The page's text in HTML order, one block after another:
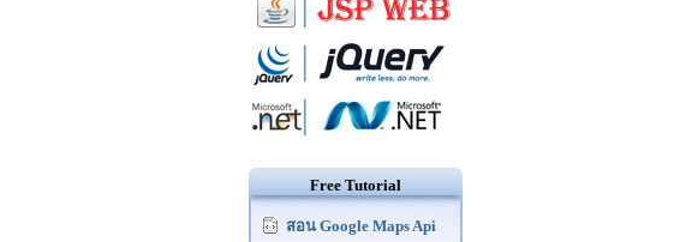
Free Tutorial
สอน Google Maps Api